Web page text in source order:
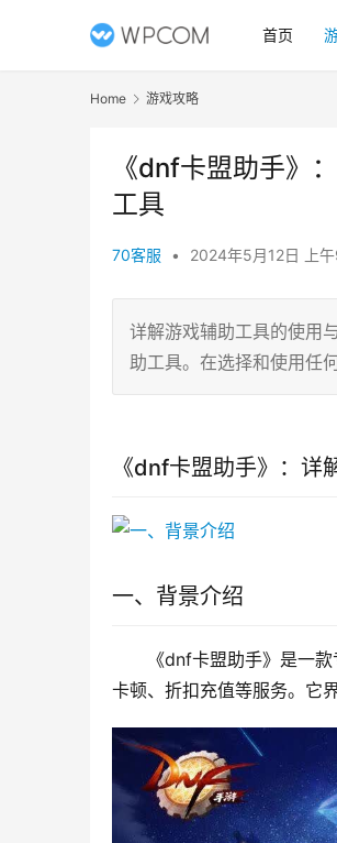
首页
Home 游戏攻略
《dnf卡盟助手》
工具
70客服 • 2024年5月12日 上
详解游戏辅助工具的使用
助工具。在选择和使用任
《dnf卡盟助手》：详
一、背景介绍
《dnf卡盟助手》是一
卡顿、折扣充值等服务。它